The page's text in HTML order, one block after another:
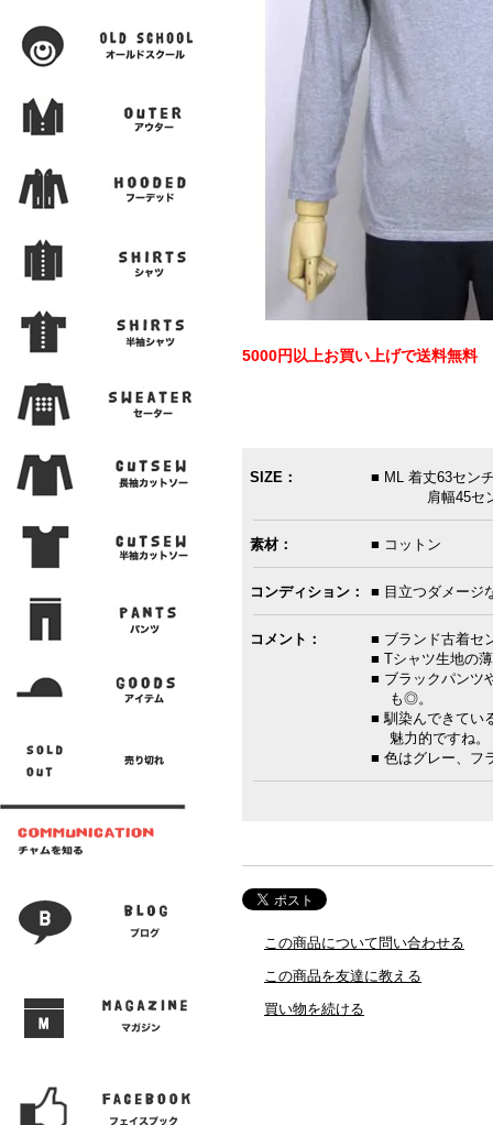
5000円以上お買い上げで送料無料
SIZE：
■ ML 着丈63セン
肩幅45セン
素材： ■ コットン
コンディション： ■ 目立つダメージ
コメント：
■ ブランド古着セ
■ Tシャツ生地の
■ ブラックパンツ
も◎。
■ 馴染んできてい
魅力的ですね。
■ 色はグレー、フ
この商品について問い合わせる
この商品を友達に教える
買い物を続ける